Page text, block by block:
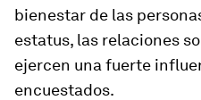
bienestar de las
estatus, las relaciones
ejercen una fuerte
encuestados.